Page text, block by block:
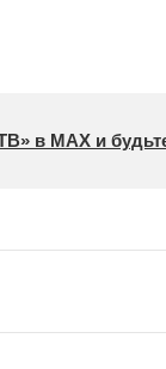
в МАХ и